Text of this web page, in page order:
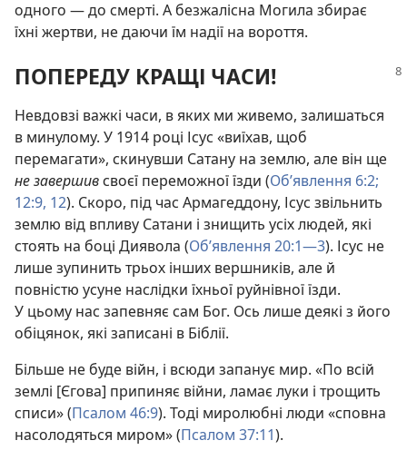
одного — до смерті. А безжалісна Могила збирає
їхні жертви, не даючи їм надії на вороття.
ПОПЕРЕДУ КРАЩІ ЧАСИ!
Невдовзі важкі часи, в яких ми живемо, залишаться
в минулому. У 1914 році Ісус «виїхав, щоб
перемагати», скинувши Сатану на землю, але він ще
не завершивсвоєї переможної їзди (Об’явлення 6:2;
12:9, 12). Скоро, під час Армагеддону, Ісус звільнить
землю від впливу Сатани і знищить усіх людей, які
стоять на боці Диявола (Об’явлення 20:1—3). Ісус не
лише зупинить трьох інших вершників, але й
повністю усуне наслідки їхньої руйнівної їзди.
У цьому нас запевняє сам Бог. Ось лише деякі з його
обіцянок, які записані в Біблії.
Більше не буде війн, і всюди запанує мир. «По всій
землі [Єгова] припиняє війни, ламає луки і трощить
списи» (Псалом 46:9). Тоді миролюбні люди «сповна
насолодяться миром» (Псалом 37:11).